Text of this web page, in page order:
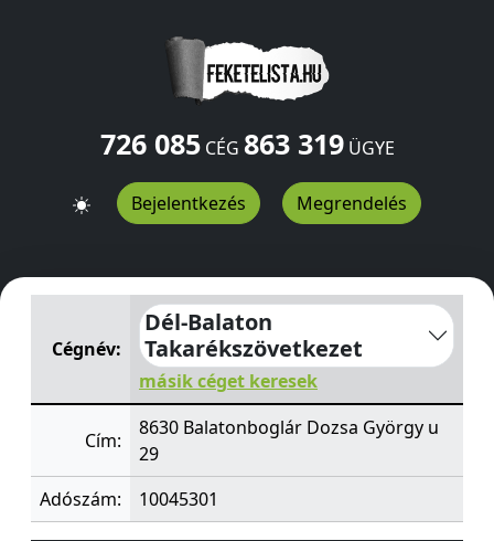
726 085CÉG 863 319ÜGYE
Bejelentkezés Megrendelés
Dél-Balaton TakarékszövetkezetDozsa György u 29
Cégnév:
Dél-Balaton
Takarékszövetkezet
másik céget keresek
Cím:
8630 Balatonboglár Dozsa György u
29
Adószám:
10045301